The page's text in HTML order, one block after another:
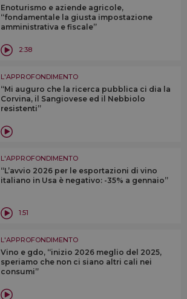
Enoturismo e aziende agricole,
“fondamentale la giusta impostazione
amministrativa e fiscale”
2:38
L'APPROFONDIMENTO
“Mi auguro che la ricerca pubblica ci dia la
Corvina, il Sangiovese ed il Nebbiolo
resistenti”
L'APPROFONDIMENTO
“L’avvio 2026 per le esportazioni di vino
italiano in Usa è negativo: -35% a gennaio”
1:51
L'APPROFONDIMENTO
Vino e gdo, “inizio 2026 meglio del 2025,
speriamo che non ci siano altri cali nei
consumi”